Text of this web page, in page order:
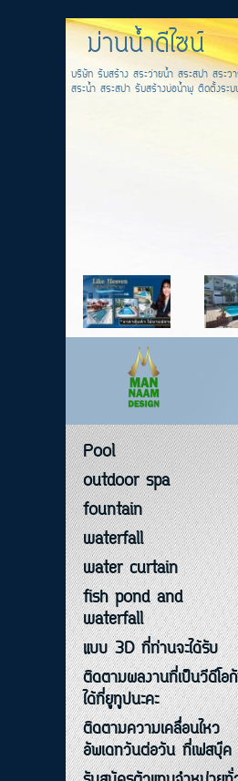
ม่านน้ำดีไซน์
บริษัท รับสร้าง สระว่ายน้ำ สระสปา สระ
สระน้ำ สระสปา รับสร้างบ่อน้ำพุ ติดตั้งระ
Pool
outdoor spa
fountain
waterfall
water curtain
fish pond and
waterfall
แบบ 3D ที่ท่านจะได้รับ
ติดตามผลงานที่เป็นวีดีโอ
ได้ที่ยูทูปนะคะ
ติดตามความเคลื่อนไหว
อัพเดทวันต่อวัน ที่เฟสบุ๊ค